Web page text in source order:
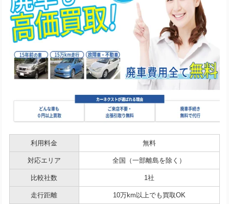
利用料金 無料
対応エリア 全国（一部離島を除く）
比較社数 1社
走行距離 10万km以上でも買取OK